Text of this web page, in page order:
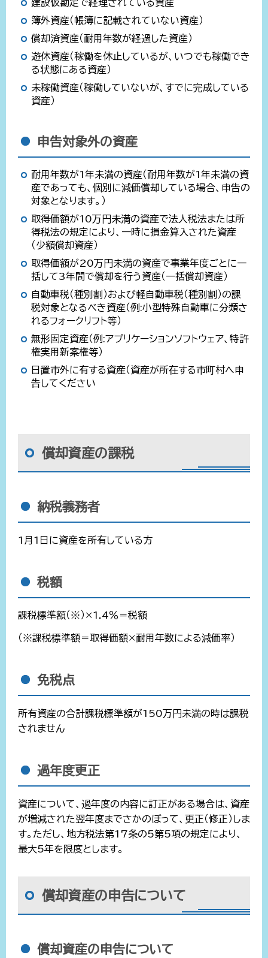
建設仮勘定で経理されている資産
簿外資産（帳簿に記載されていない資産）
償却済資産（耐用年数が経過した資産）
遊休資産（稼働を休止しているが、いつでも稼働でき
る状態にある資産）
未稼働資産（稼働していないが、すでに完成している
資産）
申告対象外の資産
耐用年数が1年未満の資産（耐用年数が1年未満の資
産であっても、個別に減価償却している場合、申告の
対象となります。）
取得価額が10万円未満の資産で法人税法または所
得税法の規定により、一時に損金算入された資産
（少額償却資産）
取得価額が20万円未満の資産で事業年度ごとに一
括して3年間で償却を行う資産（一括償却資産）
自動車税（種別割）および軽自動車税（種別割）の課
税対象となるべき資産（例:小型特殊自動車に分類さ
れるフォークリフト等）
無形固定資産（例:アプリケーションソフトウェア、特許
権実用新案権等）
日置市外に有する資産（資産が所在する市町村へ申
告してください
償却資産の課税
納税義務者
1月1日に資産を所有している方
税額
課税標準額（※）×1.4％＝税額
（※課税標準額＝取得価額×耐用年数による減価率）
免税点
所有資産の合計課税標準額が150万円未満の時は課税
されません
過年度更正
資産について、過年度の内容に訂正がある場合は、資産
が増減された翌年度までさかのぼって、更正（修正）しま
す。ただし、地方税法第17条の5第5項の規定により、
最大5年を限度とします。
償却資産の申告について
償却資産の申告について